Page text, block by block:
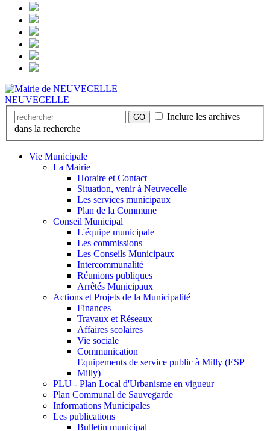
NEUVECELLE
GO
Inclure les archives
dans la recherche
Vie Municipale
La Mairie
Horaire et Contact
Situation, venir à Neuvecelle
Les services municipaux
Plan de la Commune
Conseil Municipal
L'équipe municipale
Les commissions
Les Conseils Municipaux
Intercommunalité
Réunions publiques
Arrêtés Municipaux
Actions et Projets de la Municipalité
Finances
Travaux et Réseaux
Affaires scolaires
Vie sociale
Communication
Equipements de service public à Milly (ESP
Milly)
PLU - Plan Local d'Urbanisme en vigueur
Plan Communal de Sauvegarde
Informations Municipales
Les publications
Bulletin municipal